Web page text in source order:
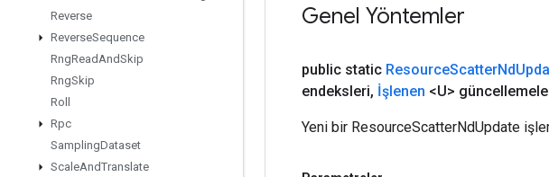
Reverse
ReverseSequence
RngReadAndSkip
RngSkip
Roll
Rpc
SamplingDataset
ScaleAndTranslate
Genel Yöntemler
public static ResourceScatterNd
endeksleri, İşlenen <U>
Yeni bir ResourceScatterNdUpdate